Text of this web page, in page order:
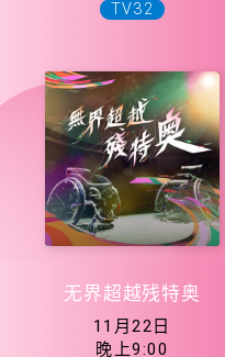
TV32
无界超越残特奥
11月22日
晚上9:00